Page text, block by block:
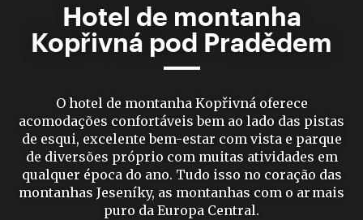
Hotel de montanha
Kopřivná pod Pradědem
O hotel de montanha Kopřivná oferece
acomodações confortáveis bem ao lado das pistas
de esqui, excelente bem-estar com vista e parque
de diversões próprio com muitas atividades em
qualquer época do ano. Tudo isso no coração das
montanhas Jeseníky, as montanhas com o ar mais
puro da Europa Central.